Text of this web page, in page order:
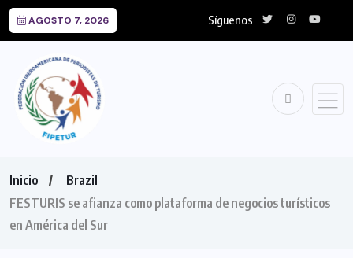
AGOSTO 7, 2026 Síguenos
Inicio
Brazil
FESTURIS se afianza como plataforma de negocios turísticos
en América del Sur